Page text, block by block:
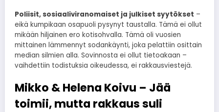
Poliisit, sosiaaliviranomaiset ja julkiset syytökset –
eikä kumpikaan osapuoli pysynyt taustalla. Tämä ei ollut
mikään hiljainen ero kotisohvalla. Tämä oli vuosien
mittainen lämmennyt sodankäynti, joka pelattiin osittain
median silmien alla. Sovinnosta ei ollut tietoakaan –
vaihdettiin todistuksia oikeudessa, ei rakkausviestejä.
Mikko & Helena Koivu – Jää
toimii, mutta rakkaus suli